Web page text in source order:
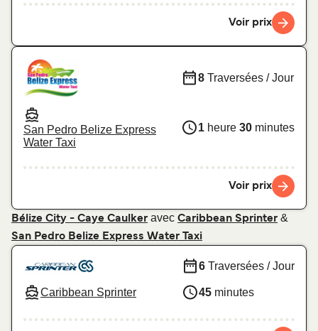
Voir prix
San Pedro Belize Express
Water Taxi
8 Traversées / Jour
1 heure 30 minutes
Voir prix
Bélize City - Caye Caulker avec Caribbean Sprinter &
San Pedro Belize Express Water Taxi
Caribbean Sprinter
6 Traversées / Jour
45 minutes